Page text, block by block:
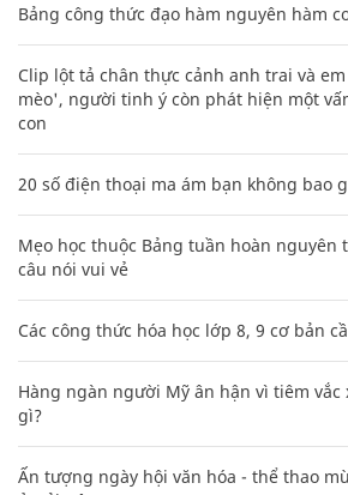
Bảng công thức đạo hàm nguyên hàm
Clip lột tả chân thực cảnh anh trai và
mèo', người tinh ý còn phát hiện một
con
20 số điện thoại ma ám bạn không bao
Mẹo học thuộc Bảng tuần hoàn nguyên
câu nói vui vẻ
Các công thức hóa học lớp 8, 9 cơ bản
Hàng ngàn người Mỹ ân hận vì tiêm vắc
gì?
Ấn tượng ngày hội văn hóa - thể thao